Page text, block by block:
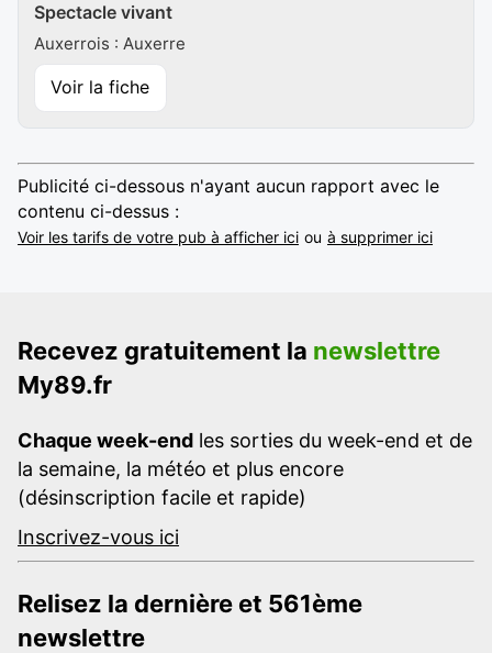
Spectacle vivant
Auxerrois : Auxerre
Voir la fiche
Publicité ci-dessous n'ayant aucun rapport avec le
contenu ci-dessus :
Voir les tarifs de votre pub à afficher ici ou à supprimer ici
Recevez gratuitement la newslettre
My89.fr
Chaque week-end les sorties du week-end et de
la semaine, la météo et plus encore
(désinscription facile et rapide)
Inscrivez-vous ici
Relisez la dernière et 561ème
newslettre